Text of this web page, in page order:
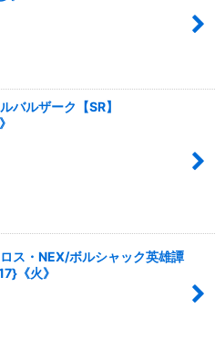
バルザーク【SR】
ス・NEX/ボルシャック英雄譚
《火》